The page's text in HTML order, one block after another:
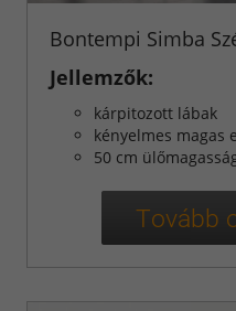
Bontempi Simba
Jellemzők:
kárpitozott lábak
kényelmes magas
50 cm